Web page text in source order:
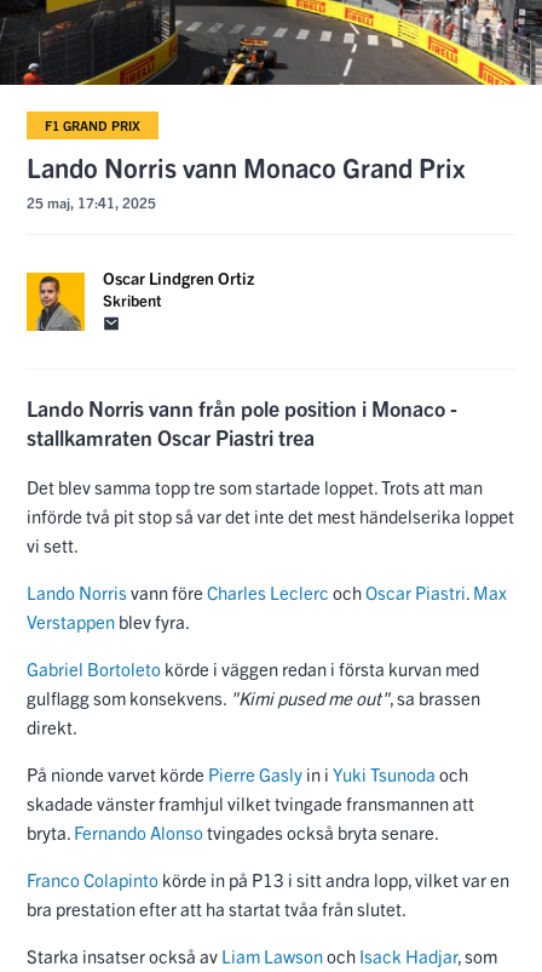
F1 GRAND PRIX
Lando Norris vann Monaco Grand Prix
25 maj, 17:41, 2025
Oscar Lindgren Ortiz
Skribent
Lando Norris vann från pole position i Monaco -
stallkamraten Oscar Piastri trea
Det blev samma topp tre som startade loppet. Trots att man
införde två pit stop så var det inte det mest händelserika loppet
vi sett.
Lando Norrisvann före Charles Leclerc ochOscar Piastri. Max
Verstappen blev fyra.
Gabriel Bortoleto körde i väggen redan i första kurvan med
gulflagg som konsekvens. "Kimi pused me out", sa brassen
direkt.
På nionde varvet körde Pierre Gasly in i Yuki Tsunoda och
skadade vänster framhjul vilket tvingade fransmannen att
bryta. Fernando Alonsotvingades också bryta senare.
Franco Colapinto körde in på P13 i sitt andra lopp, vilket var en
bra prestation efter att ha startat tvåa från slutet.
Starka insatser också av Liam Lawsonoch Isack Hadjar, som